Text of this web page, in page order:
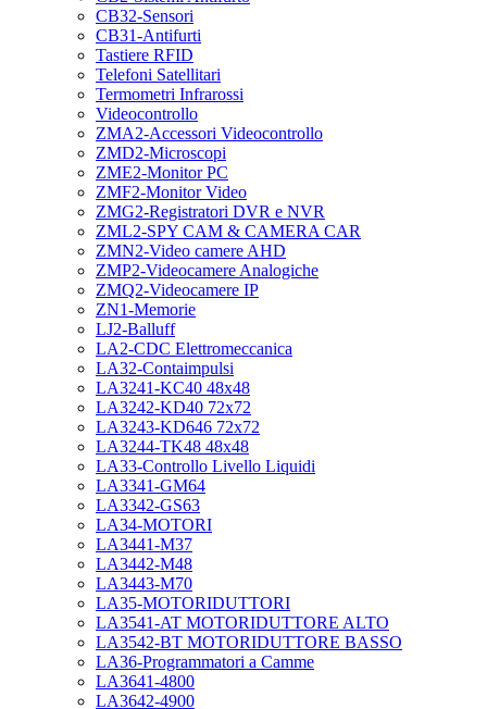
CB32-Sensori
CB31-Antifurti
Tastiere RFID
Telefoni Satellitari
Termometri Infrarossi
Videocontrollo
ZMA2-Accessori Videocontrollo
ZMD2-Microscopi
ZME2-Monitor PC
ZMF2-Monitor Video
ZMG2-Registratori DVR e NVR
ZML2-SPY CAM & CAMERA CAR
ZMN2-Video camere AHD
ZMP2-Videocamere Analogiche
ZMQ2-Videocamere IP
ZN1-Memorie
LJ2-Balluff
LA2-CDC Elettromeccanica
LA32-Contaimpulsi
LA3241-KC40 48x48
LA3242-KD40 72x72
LA3243-KD646 72x72
LA3244-TK48 48x48
LA33-Controllo Livello Liquidi
LA3341-GM64
LA3342-GS63
LA34-MOTORI
LA3441-M37
LA3442-M48
LA3443-M70
LA35-MOTORIDUTTORI
LA3541-AT MOTORIDUTTORE ALTO
LA3542-BT MOTORIDUTTORE BASSO
LA36-Programmatori a Camme
LA3641-4800
LA3642-4900